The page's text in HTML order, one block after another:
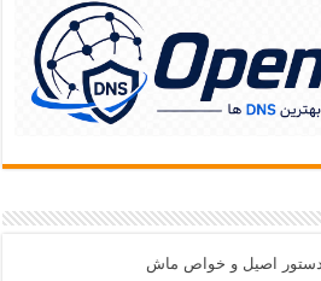
اصیل و خواص ماش